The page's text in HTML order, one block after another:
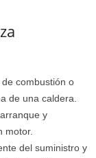
combustión o
de una caldera.
y
motor.
del suministro y